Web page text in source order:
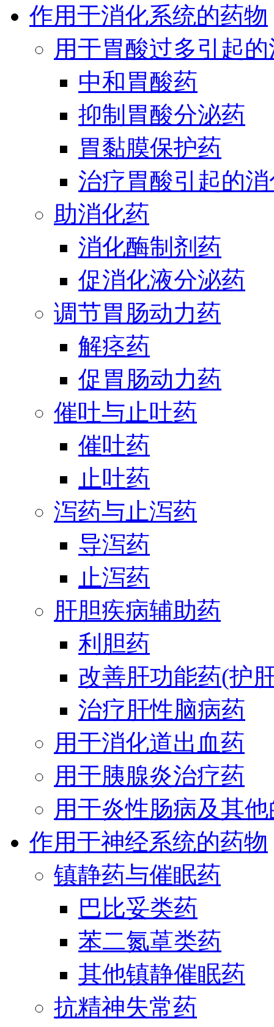
作用于消化系统的药物
用于胃酸过多引起
中和胃酸药
抑制胃酸分泌药
胃黏膜保护药
治疗胃酸引起的
助消化药
消化酶制剂药
促消化液分泌药
调节胃肠动力药
解痉药
促胃肠动力药
催吐与止吐药
催吐药
止吐药
泻药与止泻药
导泻药
止泻药
肝胆疾病辅助药
利胆药
改善肝功能药(护
治疗肝性脑病药
用于消化道出血药
用于胰腺炎治疗药
用于炎性肠病及其
作用于神经系统的药物
镇静药与催眠药
巴比妥类药
苯二氮䓬类药
其他镇静催眠药
抗精神失常药